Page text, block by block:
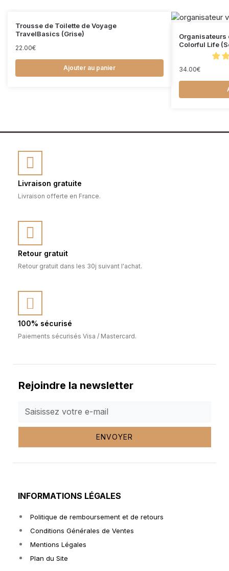
Trousse de Toilette de Voyage
TravelBasics (Grise)
22.00€
Ajouter au panier
Organisateurs
Colorful Life
34.00€
Livraison gratuite
Livraison offerte en France.
Retour gratuit
Retour gratuit dans les 30j suivant l'achat.
100% sécurisé
Paiements sécurisés Visa / Mastercard.
Rejoindre la newsletter
ENVOYER
INFORMATIONS LÉGALES
Politique de remboursement et de retours
Conditions Générales de Ventes
Mentions Légales
Plan du Site